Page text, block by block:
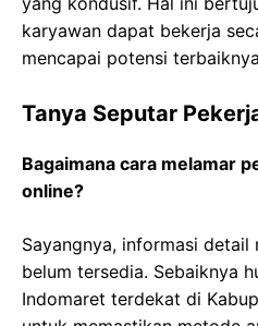
karyawan dapat bekerja
mencapai potensi
Tanya Seputar
Bagaimana cara melamar
online?
Sayangnya, informasi detail
belum tersedia. Sebaiknya
Indomaret terdekat di